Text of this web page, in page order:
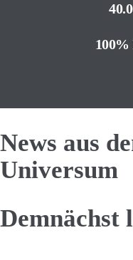
100%
News aus
Universum
Demnächst